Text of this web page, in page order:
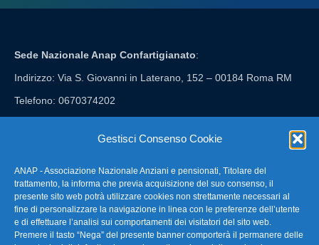
Gestisci Consenso Cookie
ANAP - Associazione Nazionale Anziani e pensionati, Titolare del
trattamento, la informa che previa acquisizione del suo consenso, il
presente sito web potrà utilizzare cookies non strettamente necessari al
fine di personalizzare la navigazione in linea con le preferenze dell’utente
e di effettuare l’analisi sui comportamenti dei visitatori del sito web.
Premere il tasto “Nega” del presente banner comporterà il permanere delle
Sede Nazionale Anap Confartigianato:
Indirizzo: Via S. Giovanni in Laterano, 152 – 00184 Roma RM
Telefono: 0670374202
FAQ – Domande Frequenti
La nostra Newsletter